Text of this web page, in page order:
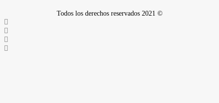
Todos los derechos reservados 2021 ©